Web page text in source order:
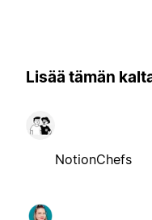
Lisää tämän
NotionChefs